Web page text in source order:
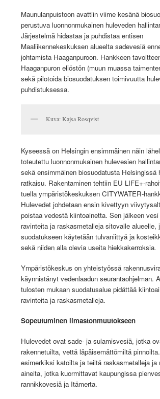
Maunulanpuistoon avattiin viime kesänä
perustuva luonnonmukainen huleveden
Järjestelmä hidastaa ja puhdistaa entisen
Maaliikennekeskuksen alueelta sadevesiä
johtamista Haaganpuroon. Hankkeen
Haaganpuron eliöstön (muun muassa
sekä pilotoida biosuodatuksen toimivuutta
puhdistuksessa.
Kuva: Kajsa Rosqvist
Kyseessä on Helsingin ensimmäinen näin
toteutettu luonnonmukainen hulevesien
sekä ensimmäinen biosuodatusta Helsingissä
ratkaisu. Rakentaminen tehtiin EU LIFE+-
tuella ympäristökeskuksen CITYWATER-
Hulevedet johdetaan ensin kivettyyn
poistaa vedestä kiintoainetta. Sen jälkeen vesi
ravinteita ja raskasmetalleja sitovalle alueelle,
suodatukseen käytetään tulvaniittyä ja
sekä niiden alla olevia useita hiekkakerroksia.
Ympäristökeskus on yhteistyössä
käynnistänyt vedenlaadun seurantaohjelman.
tulosten mukaan suodatusalue pidättää
ravinteita ja raskasmetalleja.
Sopeutuminen ilmastonmuutokseen
Hulevedet ovat sade- ja sulamisvesiä, jotka
rakennetuilta, vettä läpäisemättömiltä
esimerkiksi katoilta ja teiltä raskasmetalleja ja
aineita, jotka kuormittavat kaupungissa
rannikkovesiä ja Itämerta.